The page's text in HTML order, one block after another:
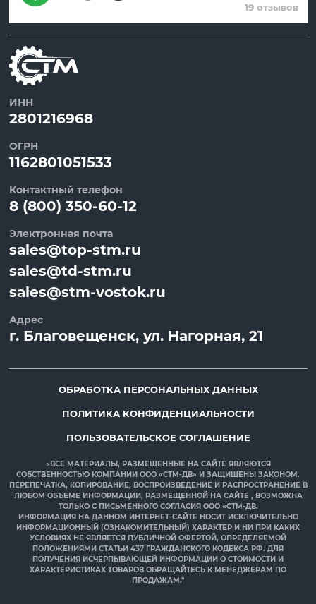
19 отзывов
ИНН
2801216968
ОГРН
1162801051533
Контактный телефон
8 (800) 350-60-12
Электронная почта
sales@top-stm.ru
sales@td-stm.ru
sales@stm-vostok.ru
Адрес
г. Благовещенск, ул. Нагорная, 21
ОБРАБОТКА ПЕРСОНАЛЬНЫХ ДАННЫХ
ПОЛИТИКА КОНФИДЕНЦИАЛЬНОСТИ
ПОЛЬЗОВАТЕЛЬСКОЕ СОГЛАШЕНИЕ
«ВСЕ МАТЕРИАЛЫ, РАЗМЕЩЕННЫЕ НА САЙТЕ ЯВЛЯЮТСЯ
СОБСТВЕННОСТЬЮ КОМПАНИИ ООО «СТМ-ДВ» И ЗАЩИЩЕНЫ ЗАКОНОМ.
ПЕРЕПЕЧАТКА, КОПИРОВАНИЕ, ВОСПРОИЗВЕДЕНИЕ И РАСПРОСТРАНЕНИЕ В
ЛЮБОМ ОБЪЕМЕ ИНФОРМАЦИИ, РАЗМЕЩЕННОЙ НА САЙТЕ , ВОЗМОЖНА
ТОЛЬКО С ПИСЬМЕННОГО СОГЛАСИЯ ООО «СТМ-ДВ.
ИНФОРМАЦИЯ НА ДАННОМ ИНТЕРНЕТ-САЙТЕ НОСИТ ИСКЛЮЧИТЕЛЬНО
ИНФОРМАЦИОННЫЙ (ОЗНАКОМИТЕЛЬНЫЙ) ХАРАКТЕР И НИ ПРИ КАКИХ
УСЛОВИЯХ НЕ ЯВЛЯЕТСЯ ПУБЛИЧНОЙ ОФЕРТОЙ, ОПРЕДЕЛЯЕМОЙ
ПОЛОЖЕНИЯМИ СТАТЬИ 437 ГРАЖДАНСКОГО КОДЕКСА РФ. ДЛЯ
ПОЛУЧЕНИЯ ИСЧЕРПЫВАЮЩЕЙ ИНФОРМАЦИИ О СТОИМОСТИ И
ХАРАКТЕРИСТИКАХ ТОВАРОВ ОБРАЩАЙТЕСЬ К МЕНЕДЖЕРАМ ПО
ПРОДАЖАМ."